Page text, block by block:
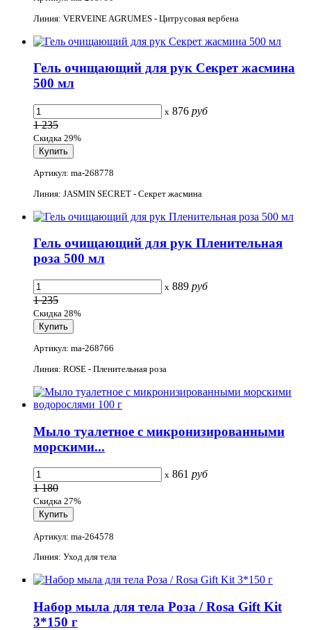
Линия: VERVEINE AGRUMES - Цитрусовая вербена
Гель очищающий для рук Секрет жасмина
500 мл
x 876 руб
1 235
Скидка 29%
Артикул: ma-268778
Линия: JASMIN SECRET - Секрет жасмина
Гель очищающий для рук Пленительная
роза 500 мл
x 889 руб
1 235
Скидка 28%
Артикул: ma-268766
Линия: ROSE - Пленительная роза
Мыло туалетное с микронизированными
морскими...
x 861 руб
1 180
Скидка 27%
Артикул: ma-264578
Линия: Уход для тела
Набор мыла для тела Роза / Rosa Gift Kit
3*150 г